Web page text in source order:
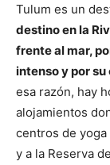
Tulum es un
destino en la
frente al mar,
intenso y por
esa razón, hay
alojamientos
centros de yoga
y a la Reserva